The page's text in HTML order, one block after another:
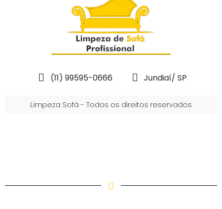
(11) 99595-0666 Jundiaí/ SP
Limpeza Sofá - Todos os direitos reservados